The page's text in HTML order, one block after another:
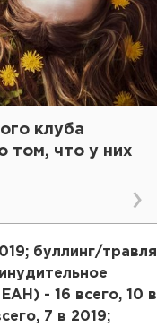
клуба
том, что у них
буллинг/травля
- 16 всего, 10 в
7 в 2019;